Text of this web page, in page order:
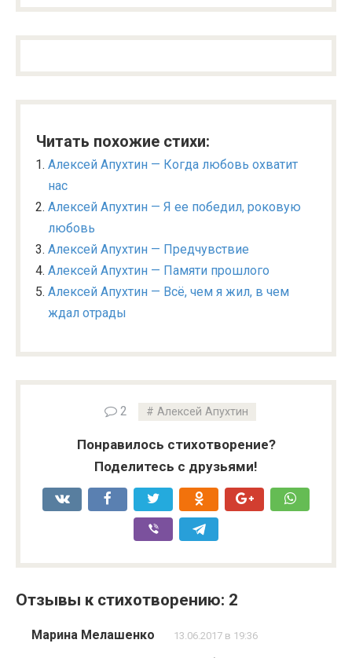
Читать похожие стихи:
Алексей Апухтин — Когда любовь охватит
нас
Алексей Апухтин — Я ее победил, роковую
любовь
Алексей Апухтин — Предчувствие
Алексей Апухтин — Памяти прошлого
Алексей Апухтин — Всё, чем я жил, в чем
ждал отрады
2 Алексей Апухтин
Понравилось стихотворение?
Поделитесь с друзьями!
Отзывы к стихотворению: 2
Марина Мелашенко 13.06.2017 в 19:36